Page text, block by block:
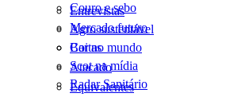
Entrevistas
Agro sustentável
Cartas
Scot na mídia
Radar Sanitário
Couro e sebo
Mercado futuro
Boi no mundo
Atacado
Equivalentes